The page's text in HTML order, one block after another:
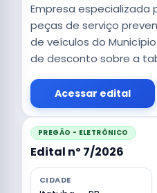
Empresa especializada
peças de serviço
de veículos do
de desconto sobre a
Acessar edital
PREGÃO - ELETRÔNICO
Edital nº 7/2026
CIDADE